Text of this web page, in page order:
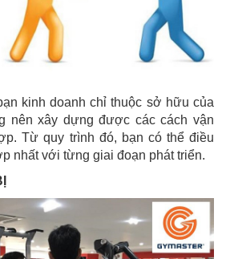
kinh doanh chỉ thuộc sở hữu của
nên xây dựng được các cách vận
Từ quy trình đó, bạn có thể điều
nhất với từng giai đoạn phát triển.